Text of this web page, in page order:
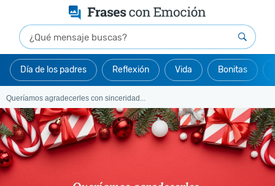
Día de los padres Reflexión Vida Bonitas
Queríamos agradecerles con sinceridad...